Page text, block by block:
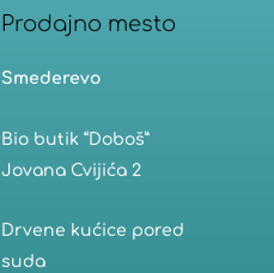
Prodajno mesto
Smederevo
Bio butik “Doboš”
Jovana Cvijića 2
Drvene kućice pored
suda